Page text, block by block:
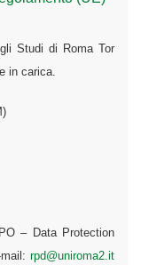
Studi di Roma Tor
in carica.
– Data Protection
rpd@uniroma2.it